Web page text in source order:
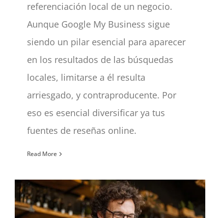
referenciación local de un negocio.
Aunque Google My Business sigue
siendo un pilar esencial para aparecer
en los resultados de las búsquedas
locales, limitarse a él resulta
arriesgado, y contraproducente. Por
eso es esencial diversificar ya tus
fuentes de reseñas online.
Read More